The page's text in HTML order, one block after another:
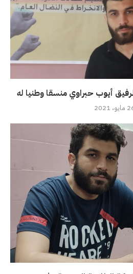
أيوب حبراوي منسقا وطنيا له
2021